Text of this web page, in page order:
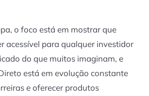
o foco está em mostrar que
acessível para qualquer investidor
do que muitos imaginam, e
está em evolução constante
e oferecer produtos